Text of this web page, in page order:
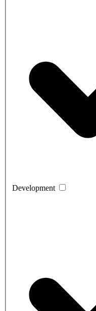
Development